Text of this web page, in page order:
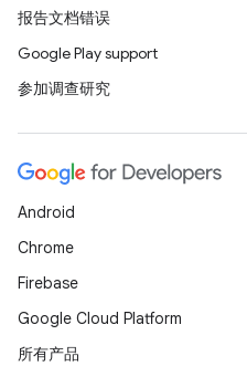
报告文档错误
Google Play support
参加调查研究
Android
Chrome
Firebase
Google Cloud Platform
所有产品